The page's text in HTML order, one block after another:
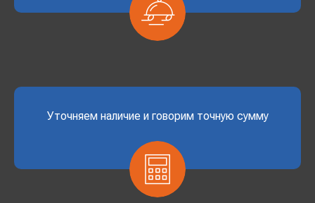
Уточняем наличие и говорим точную сумму